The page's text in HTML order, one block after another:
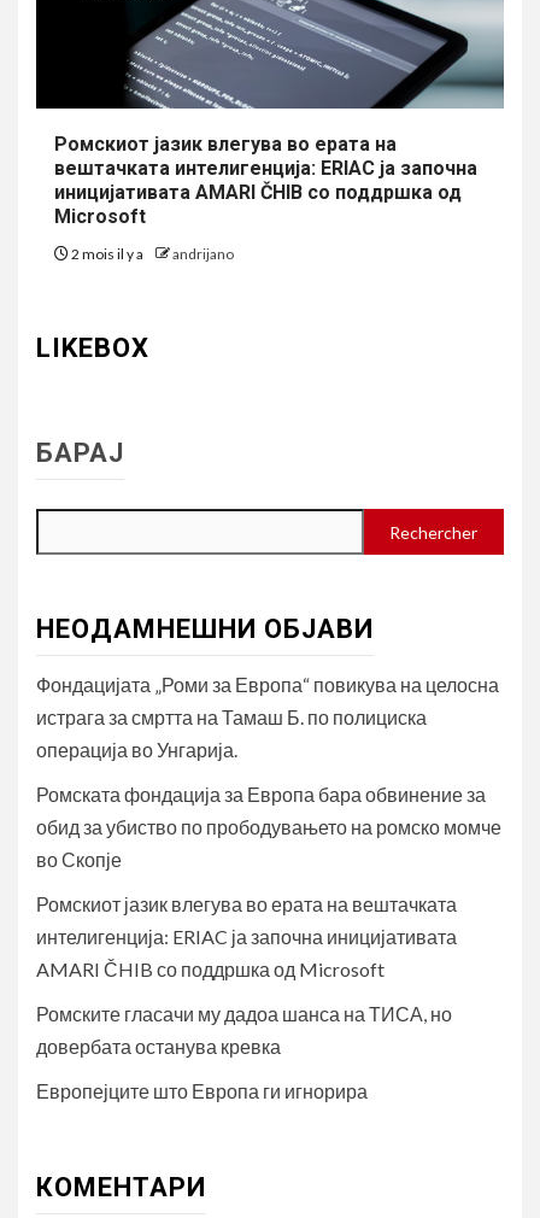
Ромскиот јазик влегува во ерата на
вештачката интелигенција: ERIAC ја започна
иницијативата AMARI ČHIB со поддршка од
Microsoft
2 mois il y a andrijano
LIKEBOX
БАРАЈ
Rechercher
НЕОДАМНЕШНИ ОБЈАВИ
Фондацијата „Роми за Европа“ повикува на целосна
истрага за смртта на Тамаш Б. по полициска
операција во Унгарија.
Ромската фондација за Европа бара обвинение за
обид за убиство по прободувањето на ромско момче
во Скопје
Ромскиот јазик влегува во ерата на вештачката
интелигенција: ERIAC ја започна иницијативата
AMARI ČHIB со поддршка од Microsoft
Ромските гласачи му дадоа шанса на ТИСА, но
довербата останува кревка
Европејците што Европа ги игнорира
КОМЕНТАРИ